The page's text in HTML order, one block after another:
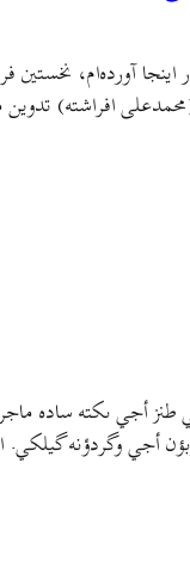
(محمدعلی افراشته)